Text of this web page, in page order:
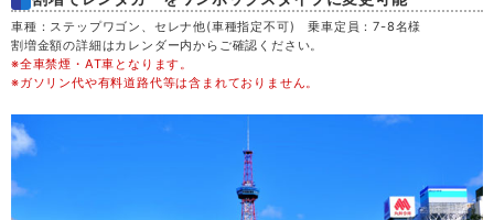
木 20
金 21
車種：ステップワゴン、セレナ他(車種指定不可) 乗車定員：7-8名様
割増金額の詳細はカレンダー内からご確認ください。
※全車禁煙・AT車となります。
※ガソリン代や有料道路代等は含まれておりません。